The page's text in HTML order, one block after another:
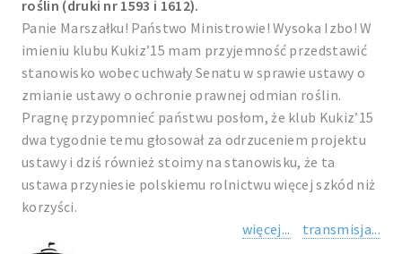
roślin (druki nr 1593 i 1612).
Panie Marszałku! Państwo Ministrowie! Wysoka Izbo! W
imieniu klubu Kukiz’15 mam przyjemność przedstawić
stanowisko wobec uchwały Senatu w sprawie ustawy o
zmianie ustawy o ochronie prawnej odmian roślin.
Pragnę przypomnieć państwu posłom, że klub Kukiz’15
dwa tygodnie temu głosował za odrzuceniem projektu
ustawy i dziś również stoimy na stanowisku, że ta
ustawa przyniesie polskiemu rolnictwu więcej szkód niż
korzyści.
więcej...
transmisja...